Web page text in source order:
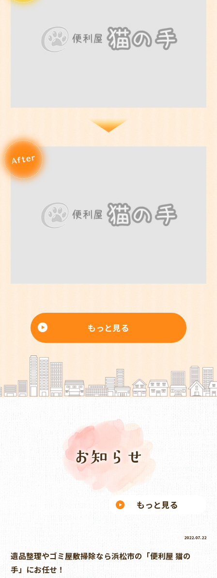
もっと見る
もっと見る
2022.07.22
遺品整理やゴミ屋敷掃除なら浜松市の「便利屋 猫の
手」にお任せ！